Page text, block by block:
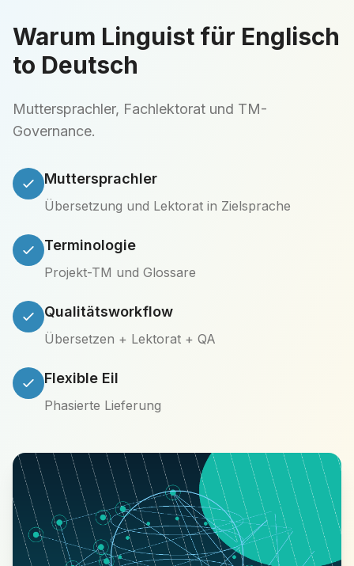
Warum Linguist für Englisch
to Deutsch
Muttersprachler, Fachlektorat und TM-
Governance.
Muttersprachler
Übersetzung und Lektorat in Zielsprache
Terminologie
Projekt-TM und Glossare
Qualitätsworkflow
Übersetzen + Lektorat + QA
Flexible Eil
Phasierte Lieferung